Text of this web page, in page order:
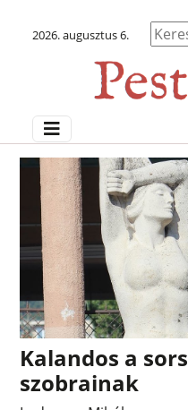
2026. augusztus 6.
Kalandos a
szobrainak